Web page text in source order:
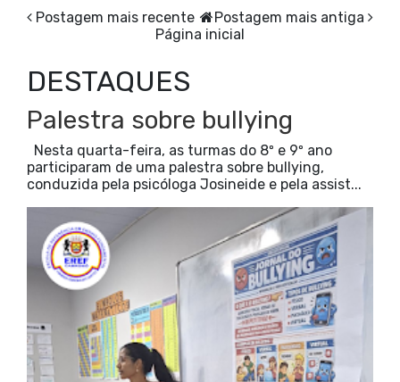
Postagem mais recente
Postagem mais antiga
Página inicial
DESTAQUES
Palestra sobre bullying
Nesta quarta-feira, as turmas do 8º e 9º ano
participaram de uma palestra sobre bullying,
conduzida pela psicóloga Josineide e pela assist...